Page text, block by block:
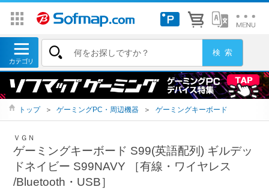
トップ ＞ ゲーミングPC・周辺機器 ＞ ゲーミングキーボード
ＶＧＮ
ゲーミングキーボード S99(英語配列) ギルデッ
ドネイビー S99NAVY ［有線・ワイヤレス
/Bluetooth・USB］